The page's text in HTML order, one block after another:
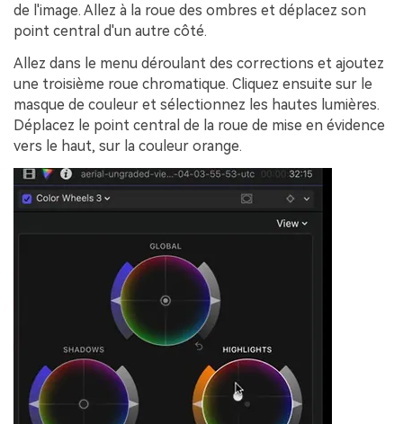
de l'image. Allez à la roue des ombres et déplacez son
point central d'un autre côté.
Allez dans le menu déroulant des corrections et ajoutez
une troisième roue chromatique. Cliquez ensuite sur le
masque de couleur et sélectionnez les hautes lumières.
Déplacez le point central de la roue de mise en évidence
vers le haut, sur la couleur orange.